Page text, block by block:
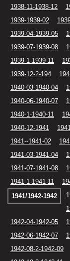
1938-11-1938-12
1939-1939-02
1939-04-1939-05
1939-07-1939-08
1939-1-1939-11
1939-12-2-194
1940-03-1940-04
1940-06-1940-07
1940-1-1940-11
1940-12-1941
1941--1941-02
1941-03-1941-04
1941-07-1941-08
1941-1-1941-11
1941/1942-1942
1942-04-1942-05
1942-06-1942-07
1942-08-2-1942-09